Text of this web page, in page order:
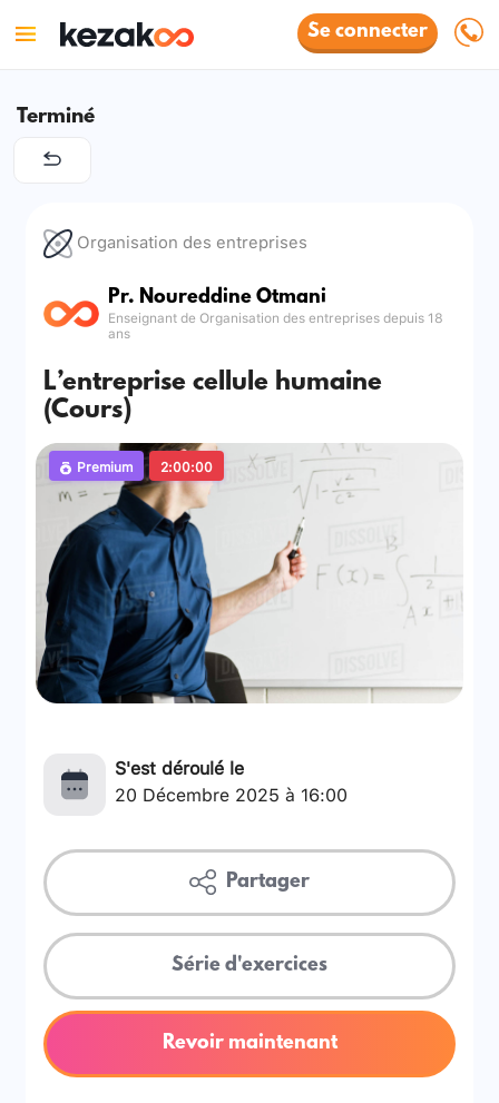
Se connecter
Terminé
Organisation des entreprises
Pr. Noureddine Otmani
Enseignant de Organisation des entreprises depuis 18
ans
L’entreprise cellule humaine
(Cours)
Premium 2:00:00
S'est déroulé le
20 Décembre 2025 à 16:00
Partager
Série d'exercices
Revoir maintenant